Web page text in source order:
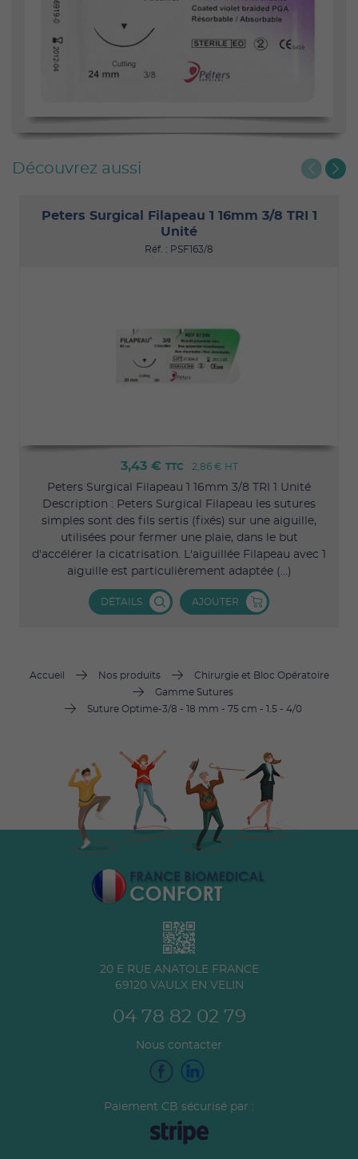
Découvrez aussi
Peters Surgical Filapeau 1 16mm 3/8 TRI 1
Unité
Réf. : PSF163/8
3,43 € TTC 2,86 € HT
Peters Surgical Filapeau 1 16mm 3/8 TRI 1 Unité
Description : Peters Surgical Filapeau les sutures
simples sont des fils sertis (fixés) sur une aiguille,
utilisées pour fermer une plaie, dans le but
d'accélérer la cicatrisation. L'aiguillée Filapeau avec 1
aiguille est particulièrement adaptée (...)
DÉTAILS AJOUTER
Accueil Nos produits
Chirurgie et Bloc Opératoire
Gamme Sutures
Suture Optime-3/8 - 18 mm - 75 cm - 1.5 - 4/0
20 E RUE ANATOLE FRANCE
69120 VAULX EN VELIN
04 78 82 02 79
Nous contacter
Paiement CB sécurisé par :